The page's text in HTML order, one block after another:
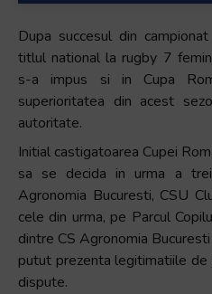
Dupa succesul din
titlul national la rugby 7
s-a impus si in Cupa
superioritatea din acest
autoritate.
Initial castigatoarea Cupei
sa se decida in urma a
Agronomia Bucuresti, CSU
cele din urma, pe Parcul
dintre CS Agronomia
putut prezenta legitimatiile
dispute.